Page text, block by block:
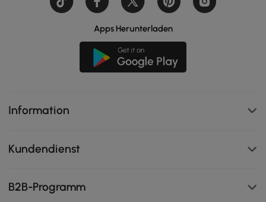
Apps Herunterladen
Information
Kundendienst
B2B-Programm